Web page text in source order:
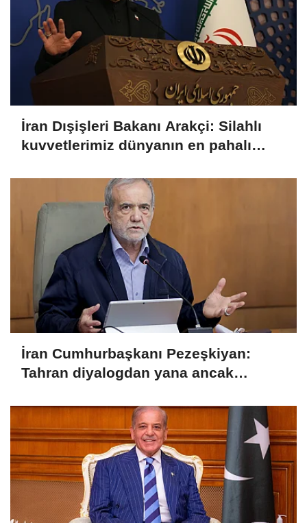
İran Dışişleri Bakanı Arakçi: Silahlı
kuvvetlerimiz dünyanın en pahalı
İran Cumhurbaşkanı Pezeşkiyan:
Tahran diyalogdan yana ancak